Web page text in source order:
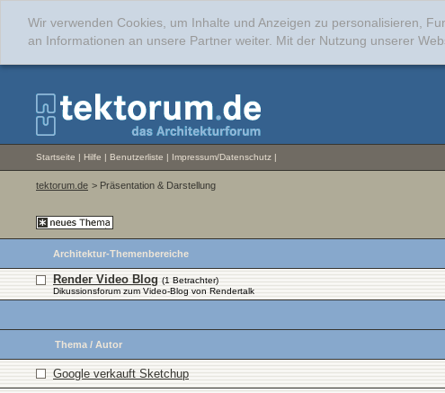
Wir verwenden Cookies, um Inhalte und Anzeigen zu personalisieren,
an Informationen an unsere Partner weiter. Mit der Nutzung unserer
Startseite | Hilfe | Benutzerliste | Impressum/Datenschutz |
tektorum.de > Präsentation & Darstellung
Architektur-Themenbereiche
Render Video Blog (1 Betrachter)
Dikussionsforum zum Video-Blog von Rendertalk
Thema / Autor
Google verkauft Sketchup